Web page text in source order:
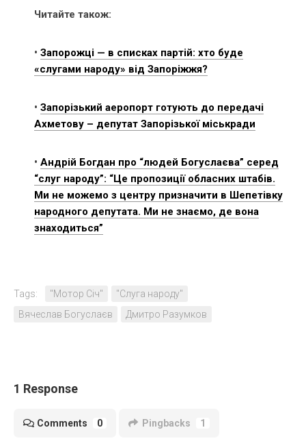
Читайте також:
• Запорожці — в списках партій: хто буде
«слугами народу» від Запоріжжя?
• Запорізький аеропорт готують до передачі
Ахметову – депутат Запорізької міськради
• Андрій Богдан про “людей Богуслаєва” серед
“слуг народу”: “Це пропозиції обласних штабів.
Ми не можемо з центру призначити в Шепетівку
народного депутата. Ми не знаємо, де вона
знаходиться”
Tags: "Мотор Січ"
"Слуга народу"
Вячеслав Богуслаєв
Дмитро Разумков
1 Response
Comments 0 Pingbacks 1